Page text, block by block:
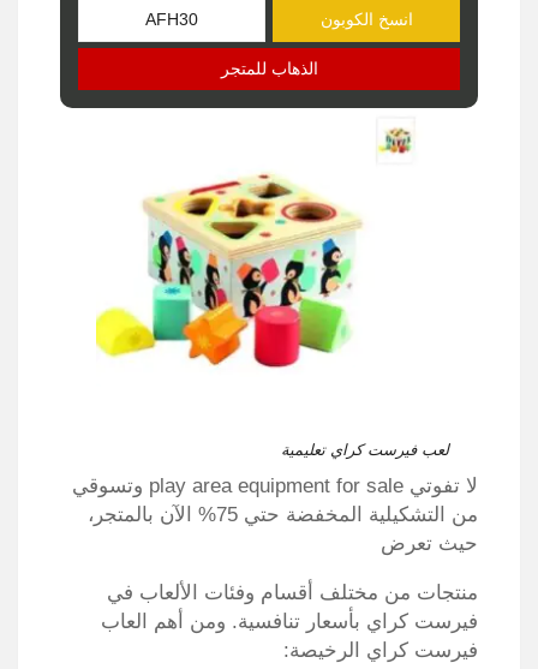
انسخ الكوبون
الذهاب للمتجر
لعب فيرست كراي تعليمية
لا تفوتي play area equipment for sale وتسوقي
من التشكيلية المخفضة حتي 75% الآن بالمتجر،
حيث تعرض
منتجات من مختلف أقسام وفئات الألعاب في
فيرست كراي بأسعار تنافسية. ومن أهم العاب
فيرست كراي الرخيصة: